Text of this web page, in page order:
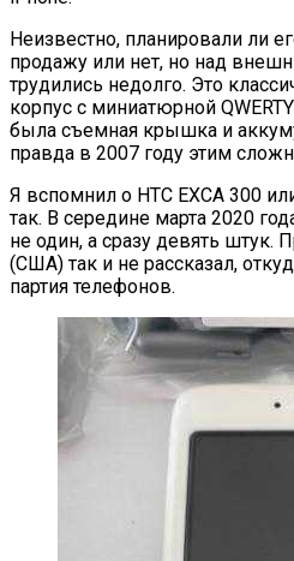
Неизвестно, планировали ли
продажу или нет, но над
трудились недолго. Это
корпус с миниатюрной
была съемная крышка и
правда в 2007 году этим
Я вспомнил о HTC EXCA 300
так. В середине марта 2020
не один, а сразу девять штук.
(США) так и не рассказал,
партия телефонов.